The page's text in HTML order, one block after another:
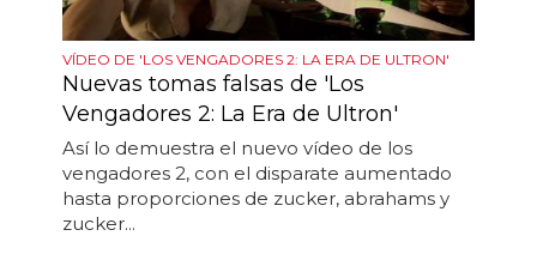
VÍDEO DE 'LOS VENGADORES 2: LA ERA DE ULTRON'
Nuevas tomas falsas de 'Los
Vengadores 2: La Era de Ultron'
Así lo demuestra el nuevo vídeo de los
vengadores 2, con el disparate aumentado
hasta proporciones de zucker, abrahams y
zucker...